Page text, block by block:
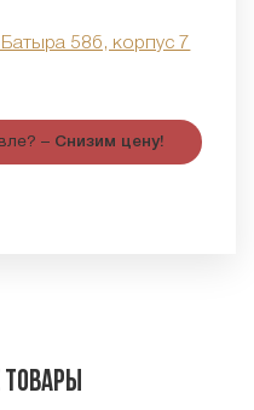
58б, корпус 7
– Снизим цену!